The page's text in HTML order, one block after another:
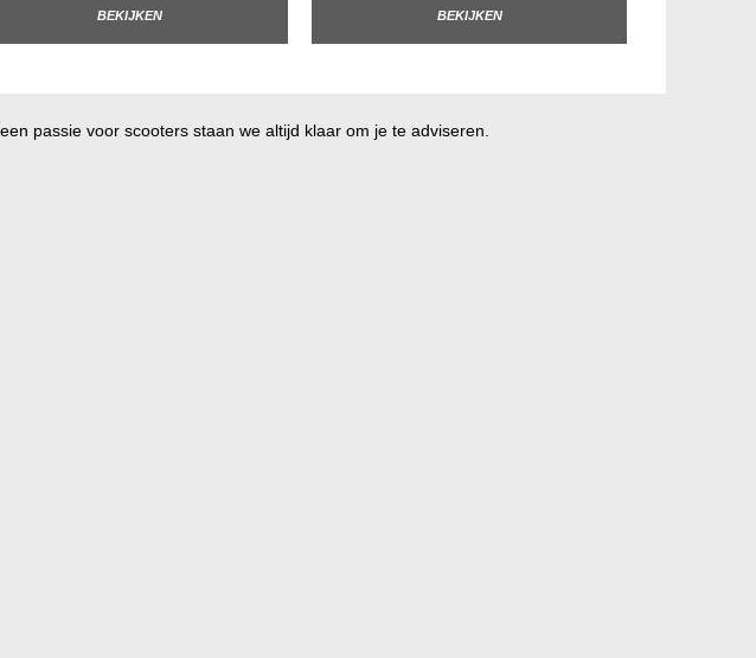
BEKIJKEN BEKIJKEN
passie voor scooters staan we altijd klaar om je te adviseren.